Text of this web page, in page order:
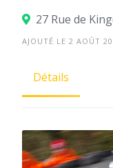
27 Rue de
AJOUTÉ LE 2 AOÛT
Détails